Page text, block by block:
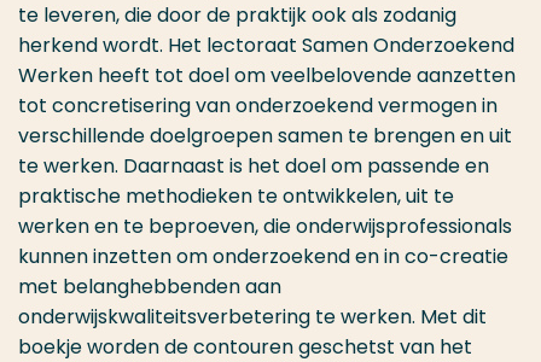
te leveren, die door de praktijk ook als zodanig
herkend wordt. Het lectoraat Samen Onderzoekend
Werken heeft tot doel om veelbelovende aanzetten
tot concretisering van onderzoekend vermogen in
verschillende doelgroepen samen te brengen en uit
te werken. Daarnaast is het doel om passende en
praktische methodieken te ontwikkelen, uit te
werken en te beproeven, die onderwijsprofessionals
kunnen inzetten om onderzoekend en in co-creatie
met belanghebbenden aan
onderwijskwaliteitsverbetering te werken. Met dit
boekje worden de contouren geschetst van het